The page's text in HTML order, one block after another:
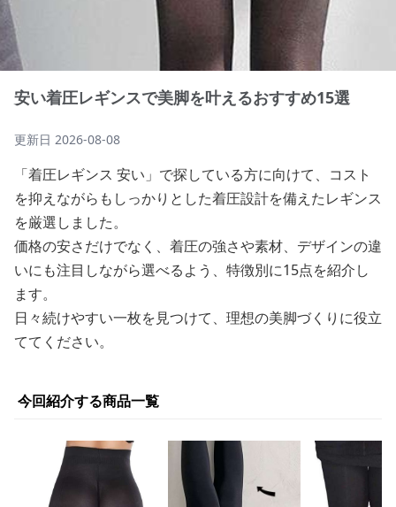
安い着圧レギンスで美脚を叶えるおすすめ15選
更新日 2026-08-08
「着圧レギンス 安い」で探している方に向けて、コスト
を抑えながらもしっかりとした着圧設計を備えたレギンス
を厳選しました。
価格の安さだけでなく、着圧の強さや素材、デザインの違
いにも注目しながら選べるよう、特徴別に15点を紹介し
ます。
日々続けやすい一枚を見つけて、理想の美脚づくりに役立
ててください。
今回紹介する商品一覧